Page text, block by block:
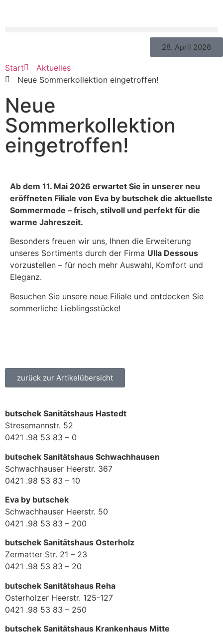
28. April 2026
Start
Aktuelles
Neue Sommerkollektion eingetroffen!
Neue
Sommerkollektion
eingetroffen!
Ab dem 11. Mai 2026 erwartet Sie in unserer neu
eröffneten Filiale von Eva by butschek die aktuellste
Sommermode – frisch, stilvoll und perfekt für die
warme Jahreszeit.
Besonders freuen wir uns, Ihnen die Erweiterung
unseres Sortiments durch der Firma Ulla Dessous
vorzustellen – für noch mehr Auswahl, Komfort und
Eleganz.
Besuchen Sie unsere neue Filiale und entdecken Sie
sommerliche Lieblingsstücke!
zurück zur Artikelübersicht
butschek Sanitätshaus Hastedt
Stresemannstr. 52
0421 .98 53 83 – 0
butschek Sanitätshaus Schwachhausen
Schwachhauser Heerstr. 367
0421 .98 53 83 – 10
Eva by butschek
Schwachhauser Heerstr. 50
0421 .98 53 83 – 200
butschek Sanitätshaus Osterholz
Zermatter Str. 21 – 23
0421 .98 53 83 – 20
butschek Sanitätshaus Reha
Osterholzer Heerstr. 125-127
0421 .98 53 83 – 250
butschek Sanitätshaus Krankenhaus Mitte